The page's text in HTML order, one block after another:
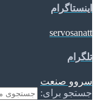
اینستاگرام
servosanatt
تلگرام
سروو صنعت
جستجو برای: